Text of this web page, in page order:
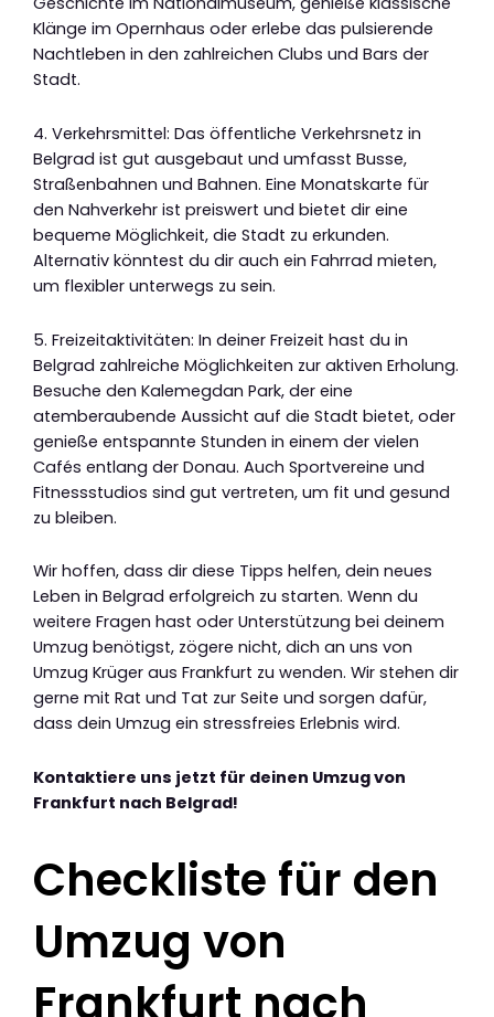
Klänge im Opernhaus oder erlebe das pulsierende
Nachtleben in den zahlreichen Clubs und Bars der
Stadt.
4. Verkehrsmittel: Das öffentliche Verkehrsnetz in
Belgrad ist gut ausgebaut und umfasst Busse,
Straßenbahnen und Bahnen. Eine Monatskarte für
den Nahverkehr ist preiswert und bietet dir eine
bequeme Möglichkeit, die Stadt zu erkunden.
Alternativ könntest du dir auch ein Fahrrad mieten,
um flexibler unterwegs zu sein.
5. Freizeitaktivitäten: In deiner Freizeit hast du in
Belgrad zahlreiche Möglichkeiten zur aktiven Erholung.
Besuche den Kalemegdan Park, der eine
atemberaubende Aussicht auf die Stadt bietet, oder
genieße entspannte Stunden in einem der vielen
Cafés entlang der Donau. Auch Sportvereine und
Fitnessstudios sind gut vertreten, um fit und gesund
zu bleiben.
Wir hoffen, dass dir diese Tipps helfen, dein neues
Leben in Belgrad erfolgreich zu starten. Wenn du
weitere Fragen hast oder Unterstützung bei deinem
Umzug benötigst, zögere nicht, dich an uns von
Umzug Krüger aus Frankfurt zu wenden. Wir stehen dir
gerne mit Rat und Tat zur Seite und sorgen dafür,
dass dein Umzug ein stressfreies Erlebnis wird.
Kontaktiere uns jetzt für deinen Umzug von
Frankfurt nach Belgrad!
Checkliste für den
Umzug von
Frankfurt nach